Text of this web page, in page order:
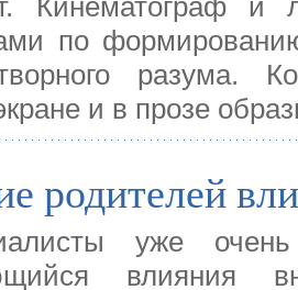
Кинематограф и
по
разума.
и в прозе
родителей
уже
влияния